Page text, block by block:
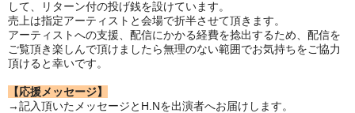
して、リターン付の投げ銭を設けています。
売上は指定アーティストと会場で折半させて頂きます。
アーティストへの支援、配信にかかる経費を捻出するため、配信を
ご覧頂き楽しんで頂けましたら無理のない範囲でお気持ちをご協力
頂けると幸いです。
【応援メッセージ】
→記入頂いたメッセージとH.Nを出演者へお届けします。